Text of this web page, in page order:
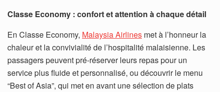
Classe Economy : confort et attention à chaque détail
En Classe Economy, Malaysia Airlines met à l’honneur la
chaleur et la convivialité de l’hospitalité malaisienne. Les
passagers peuvent pré-réserver leurs repas pour un
service plus fluide et personnalisé, ou découvrir le menu
“Best of Asia”, qui met en avant une sélection de plats